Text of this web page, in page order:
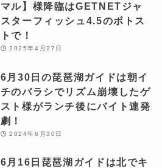
マル】様降臨はGETNETジャ
スターフィッシュ4.5のボトス
トで！
2025年4月27日
6月30日の琵琶湖ガイドは朝イ
チのバラシでリズム崩壊したゲ
スト様がランチ後にバイト連発
劇！
2024年6月30日
6月16日琵琶湖ガイドは北でキ